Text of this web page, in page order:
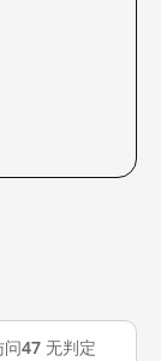
问47 无判定